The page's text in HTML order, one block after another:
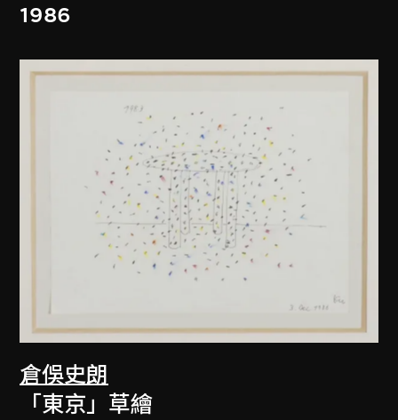
1986
倉俁史朗
「東京」草繪